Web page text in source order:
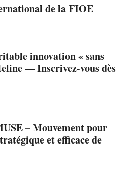
de la FIOE
innovation « sans
— Inscrivez-vous dès
– Mouvement pour
et efficace de